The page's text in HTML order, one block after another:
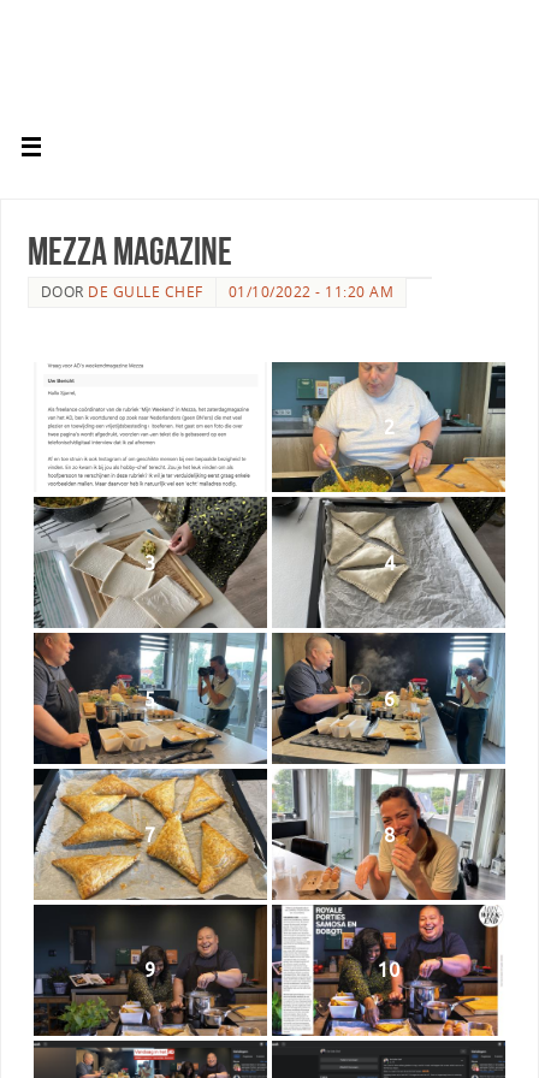
MEZZA Magazine
DOOR DE GULLE CHEF 01/10/2022 - 11:20 AM
1 2
3 4
5 6
7 8
9 10